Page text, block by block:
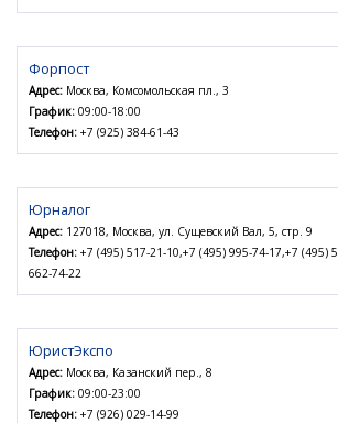
Форпост
Адрес: Москва, Комсомольская пл., 3
График: 09:00-18:00
Телефон: +7 (925) 384-61-43
Юрналог
Адрес: 127018, Москва, ул. Сущевский Вал, 5, стр. 9
Телефон: +7 (495) 517-21-10,+7 (495) 995-74-17,+7 (495)
662-74-22
ЮристЭкспо
Адрес: Москва, Казанский пер., 8
График: 09:00-23:00
Телефон: +7 (926) 029-14-99